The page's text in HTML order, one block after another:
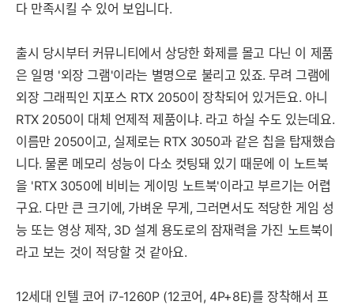
다 만족시킬 수 있어 보입니다.
출시 당시부터 커뮤니티에서 상당한 화제를 몰고 다닌 이 제품
은 일명 '외장 그램'이라는 별명으로 불리고 있죠. 무려 그램에
외장 그래픽인 지포스 RTX 2050이 장착되어 있거든요. 아니
RTX 2050이 대체 언제적 제품이냐. 라고 하실 수도 있는데요.
이름만 2050이고, 실제로는 RTX 3050과 같은 칩을 탑재했습
니다. 물론 메모리 성능이 다소 컷팅돼 있기 때문에 이 노트북
을 'RTX 3050에 비비는 게이밍 노트북'이라고 부르기는 어렵
구요. 다만 큰 크기에, 가벼운 무게, 그러면서도 적당한 게임 성
능 또는 영상 제작, 3D 설계 용도로의 잠재력을 가진 노트북이
라고 보는 것이 적당할 것 같아요.
12세대 인텔 코어 i7-1260P (12코어, 4P+8E)를 장착해서 프